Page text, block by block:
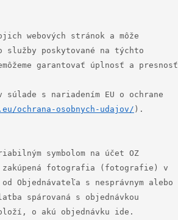
webových stránok a môže
služby poskytované na týchto
garantovať úplnosť a presnosť
súlade s nariadením EU o ochrane
ochrana-osobnych-udajov/ ).
symbolom na účet OZ
zakúpená fotografia (fotografie) v
Objednávateľa s nesprávnym alebo
spárovaná s objednávkou
o akú objednávku ide.